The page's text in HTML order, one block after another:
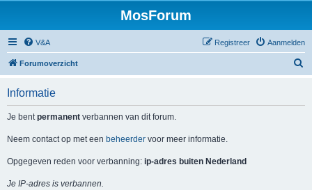
MosForum
V&A Aanmelden
Registreer
Forumoverzicht
Informatie
Je bentpermanent verbannen van dit forum.
Neem contact op met een beheerder voor meer informatie.
Opgegeven reden voor verbanning: ip-adres buiten Nederland
Je IP-adres is verbannen.